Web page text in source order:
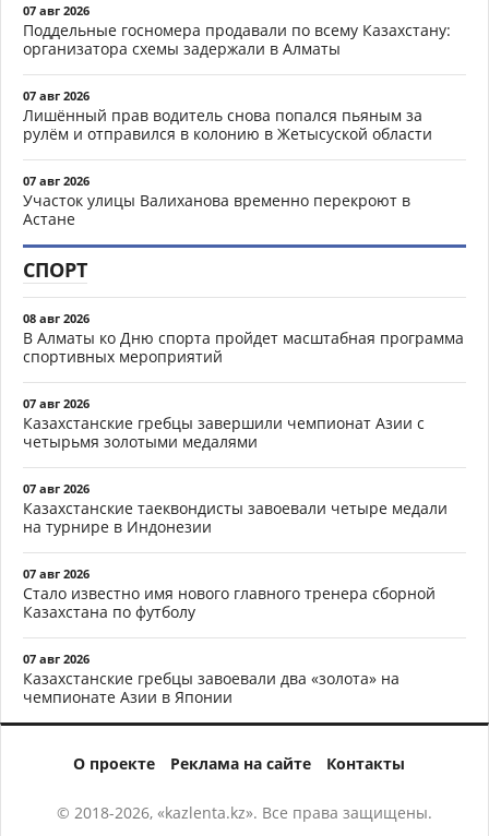
07 авг 2026
Поддельные госномера продавали по всему Казахстану:
организатора схемы задержали в Алматы
07 авг 2026
Лишённый прав водитель снова попался пьяным за
рулём и отправился в колонию в Жетысуской области
07 авг 2026
Участок улицы Валиханова временно перекроют в
Астане
СПОРТ
08 авг 2026
В Алматы ко Дню спорта пройдет масштабная программа
спортивных мероприятий
07 авг 2026
Казахстанские гребцы завершили чемпионат Азии с
четырьмя золотыми медалями
07 авг 2026
Казахстанские таеквондисты завоевали четыре медали
на турнире в Индонезии
07 авг 2026
Стало известно имя нового главного тренера сборной
Казахстана по футболу
07 авг 2026
Казахстанские гребцы завоевали два «золота» на
чемпионате Азии в Японии
О проекте Реклама на сайте Контакты
© 2018-2026, «kazlenta.kz». Все права защищены.